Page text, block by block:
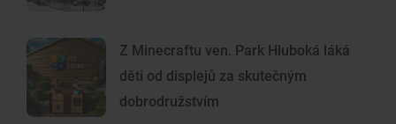
Z Minecraftu ven. Park Hluboká láká
děti od displejů za skutečným
dobrodružstvím